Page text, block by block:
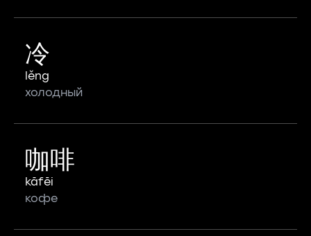
冷
lěng
холодный
咖啡
kāfēi
кофе